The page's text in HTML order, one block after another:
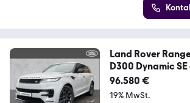
Land Rover
D300 Dynamic
96.580 €
19% MwSt.